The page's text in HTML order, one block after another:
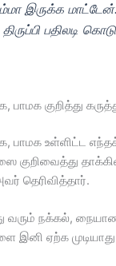
இருக்க
பதிலடி
பாமக குறித்து
பாமக உள்ளிட்ட
குறிவைத்து
தெரிவித்தார்.
வரும் நக்கல்,
ஏற்க முடியாது